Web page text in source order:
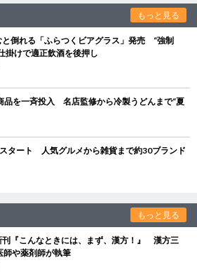
もっと見る
と倒れる「ふらつくビアグラス」発売 “強制
掛けで適正飲酒を後押し
品を一斉投入 名店監修から冷製うどんまで“夏
タート 人気グルメから雑貨まで約30ブランド
もっと見る
刊『こんなときには、まず、漢方！』 漢方三
師や薬剤師が執筆